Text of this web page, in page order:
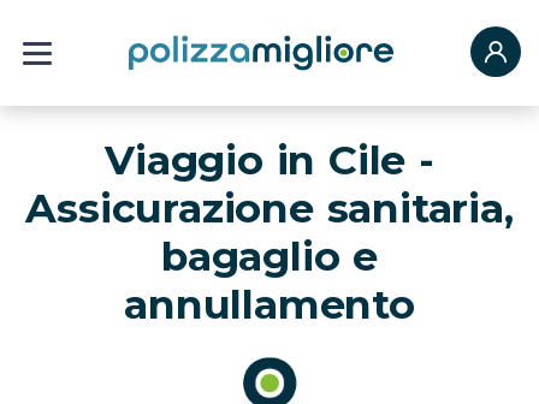
Viaggio in Cile -
Assicurazione sanitaria,
bagaglio e
annullamento